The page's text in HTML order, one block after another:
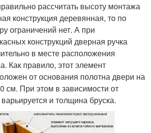
рассчитать высоту монтажа
конструкция деревянная, то по
ограничений нет. А при
конструкций дверная ручка
в месте расположения
Как правило, этот элемент
от основания полотна двери на
см. При этом в зависимости от
и толщина бруска.